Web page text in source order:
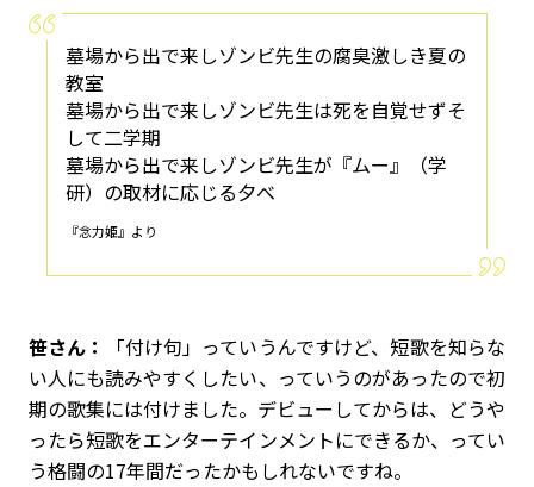
墓場から出で来しゾンビ先生の腐臭激しき夏の
教室
墓場から出で来しゾンビ先生は死を自覚せずそ
して二学期
墓場から出で来しゾンビ先生が『ムー』（学
研）の取材に応じる夕べ
『念力姫』より
笹さん：
「付け句」っていうんですけど、短歌を知らな
い人にも読みやすくしたい、っていうのがあったので初
期の歌集には付けました。デビューしてからは、どうや
ったら短歌をエンターテインメントにできるか、ってい
う格闘の17年間だったかもしれないですね。